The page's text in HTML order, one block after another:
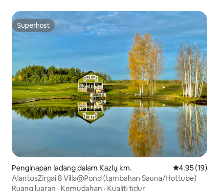
Superhost
Superhost
Penginapan ladang dalam Kazlų km. Penarafan
4.95 (19)
AlantosZirgai 8 Villa@Pond (tambahan Sauna/Hottube)
Ruang luaran · Kemudahan · Kualiti tidur